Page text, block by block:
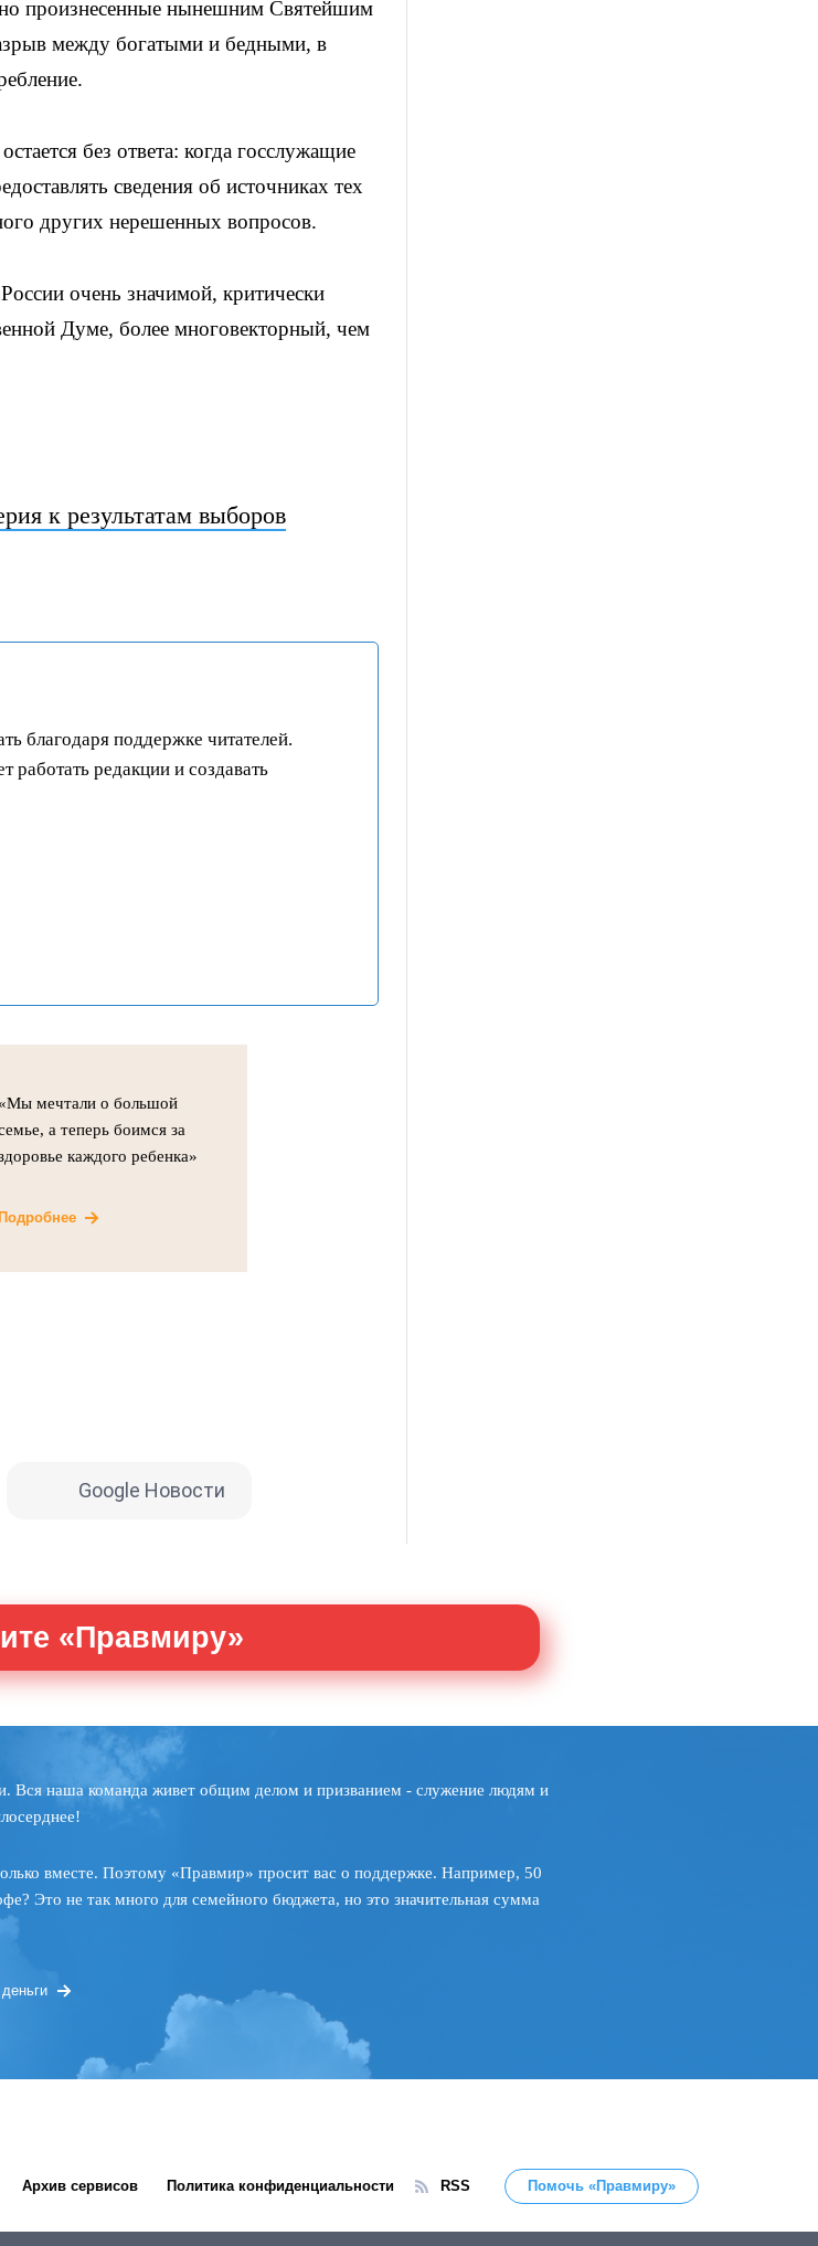
произнесенные нынешним Святейшим
между богатыми и бедными, в
без ответа: когда госслужащие
сведения об источниках тех
других нерешенных вопросов.
очень значимой, критически
Думе, более многовекторный, чем
к результатам выборов
благодаря поддержке читателей.
редакции и создавать
«Мы мечтали о большой
а теперь боимся за
каждого ребенка»
Google Новости
«Правмиру»
Вся наша команда живет общим делом и призванием - служение людям и
вместе. Поэтому «Правмир» просит вас о поддержке. Например, 50
Это не так много для семейного бюджета, но это значительная сумма
Архив сервисов Политика конфиденциальности RSS Помочь «Правмиру»